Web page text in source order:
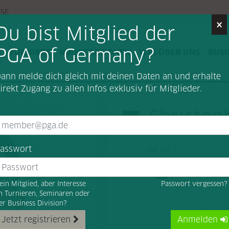
TURNIERE KOOPERATIONEN WIR ÜBER UNS
×
bist Mitglied der
of Germany?
melde dich gleich mit deinen Daten an und erhalte
Zugang zu allen Infos exklusiv für Mitglieder.
Mitglied, aber Interesse
Turnieren, Seminaren oder
Business Division?
Passwort vergessen?
Jetzt registrieren Anmelden